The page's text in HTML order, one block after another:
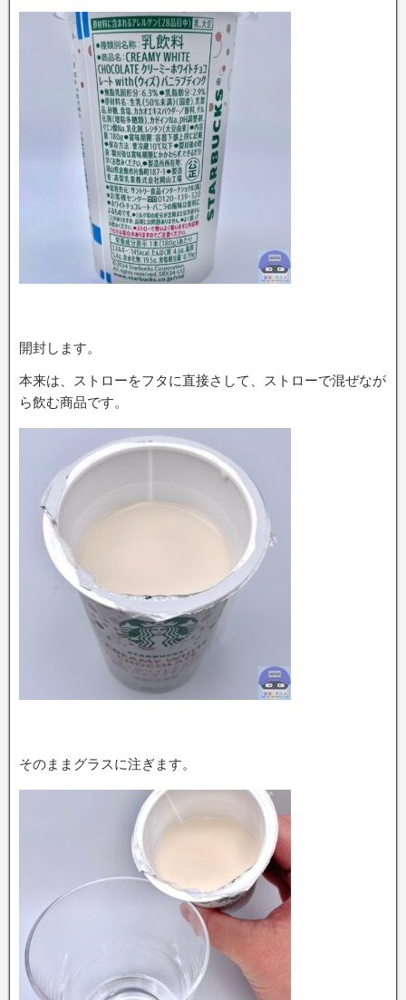
開封します。
本来は、ストローをフタに直接さして、ストローで混ぜなが
ら飲む商品です。
そのままグラスに注ぎます。